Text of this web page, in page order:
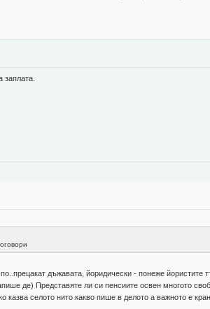
заплата.
дъжавата, йоридически - понеже
де) Представяте ли си пенсиите освен многото
казва селото нито какво пише в делото а важното е